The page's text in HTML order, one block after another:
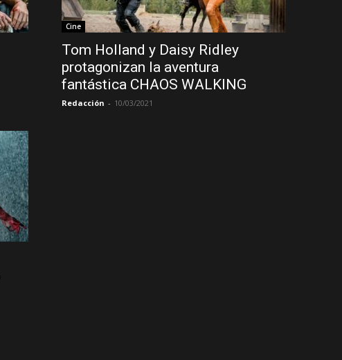
Cine
Tom Holland y Daisy Ridley
protagonizan la aventura
fantástica CHAOS WALKING
Redacción - 10/03/2021